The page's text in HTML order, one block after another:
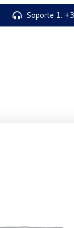
Soporte 1: